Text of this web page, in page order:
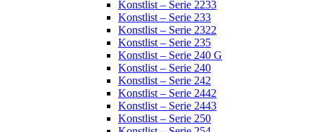
Konstlist – Serie 2233
Konstlist – Serie 233
Konstlist – Serie 2322
Konstlist – Serie 235
Konstlist – Serie 240 G
Konstlist – Serie 240
Konstlist – Serie 242
Konstlist – Serie 2442
Konstlist – Serie 2443
Konstlist – Serie 250